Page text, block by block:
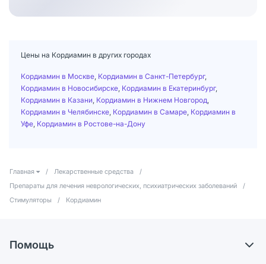
Цены на Кордиамин в других городах
Кордиамин в Москве Кордиамин в Санкт-Петербург,
Кордиамин в Новосибирске Кордиамин в Екатеринбург,
Кордиамин в Казани Кордиамин в Нижнем Новгород
Кордиамин в Челябинске Кордиамин в Самаре Кордиамин в
Уфе Кордиамин в Ростове-на-Дону
Главная / Лекарственные средства
/
Препараты для лечения неврологических, психиатрических заболеваний
/
Стимуляторы
/ Кордиамин
Помощь